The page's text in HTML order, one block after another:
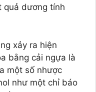
quả dương tính
xảy ra hiện
bằng cải ngựa là
một số nhược
như một chỉ báo